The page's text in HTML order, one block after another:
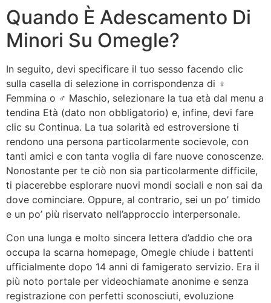
Quando È Adescamento Di
Minori Su Omegle?
In seguito, devi specificare il tuo sesso facendo clic
sulla casella di selezione in corrispondenza di ♀
Femmina o ♂ Maschio, selezionare la tua età dal menu a
tendina Età (dato non obbligatorio) e, infine, devi fare
clic su Continua. La tua solarità ed estroversione ti
rendono una persona particolarmente socievole, con
tanti amici e con tanta voglia di fare nuove conoscenze.
Nonostante per te ciò non sia particolarmente difficile,
ti piacerebbe esplorare nuovi mondi sociali e non sai da
dove cominciare. Oppure, al contrario, sei un po’ timido
e un po’ più riservato nell’approccio interpersonale.
Con una lunga e molto sincera lettera d’addio che ora
occupa la scarna homepage, Omegle chiude i battenti
ufficialmente dopo 14 anni di famigerato servizio. Era il
più noto portale per videochiamate anonime e senza
registrazione con perfetti sconosciuti, evoluzione